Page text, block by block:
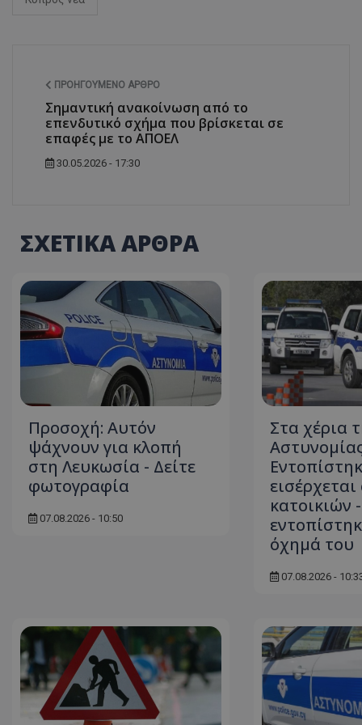
ΠΡΟΗΓΟΎΜΕΝΟ ΆΡΘΡΟ
Σημαντική ανακοίνωση από το
επενδυτικό σχήμα που βρίσκεται σε
επαφές με το ΑΠΟΕΛ
30.05.2026 - 17:30
ΣΧΕΤΙΚΑ ΑΡΘΡΑ
Προσοχή: Αυτόν
ψάχνουν για κλοπή
στη Λευκωσία - Δείτε
φωτογραφία
07.08.2026 - 10:50
Στα χέρια
κατοικιών
όχημά του
07.08.2026 -
__cf_bm
msToken